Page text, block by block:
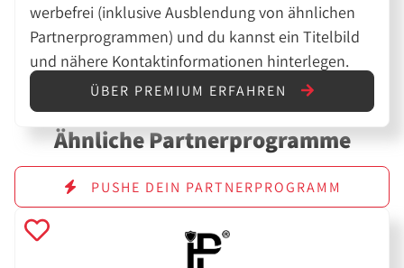
werbefrei (inklusive Ausblendung von ähnlichen
Partnerprogrammen) und du kannst ein Titelbild
und nähere Kontaktinformationen hinterlegen.
ÜBER PREMIUM ERFAHREN
Ähnliche Partnerprogramme
PUSHE DEIN PARTNERPROGRAMM